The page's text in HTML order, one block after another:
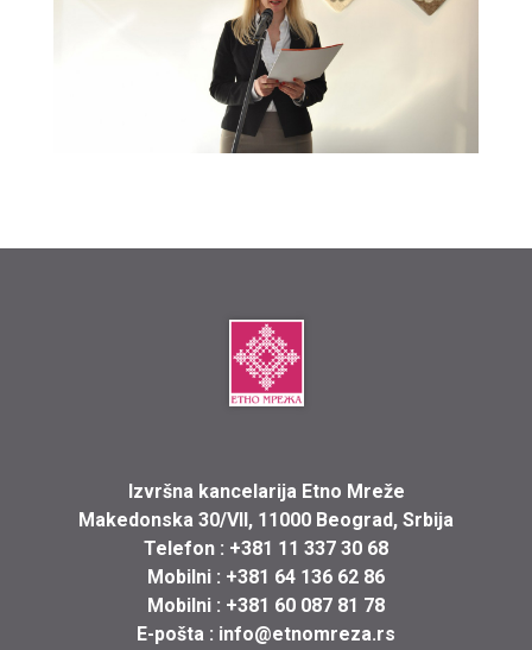
Izvršna kancelarija Etno Mreže
Makedonska 30/VII, 11000 Beograd, Srbija
Telefon : +381 11 337 30 68
Mobilni : +381 64 136 62 86
Mobilni : +381 60 087 81 78
E-pošta : info@etnomreza.rs